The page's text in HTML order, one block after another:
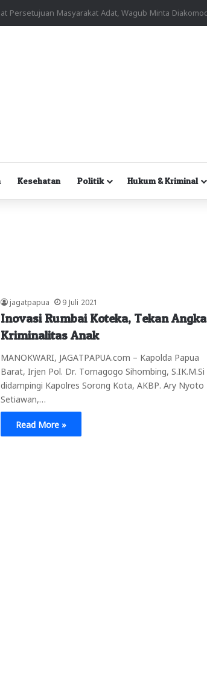
Kesehatan Politik Hukum & Kriminal
jagatpapua 9 Juli 2021
Inovasi Rumbai Koteka, Tekan Angka
Kriminalitas Anak
MANOKWARI, JAGATPAPUA.com – Kapolda Papua
Barat, Irjen Pol. Dr. Tornagogo Sihombing, S.IK.M.Si
didampingi Kapolres Sorong Kota, AKBP. Ary Nyoto
Setiawan,…
Read More »